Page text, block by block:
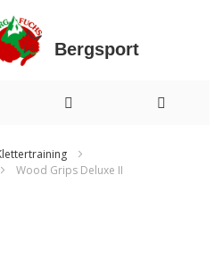
Bergsport
Wood Grips Deluxe II